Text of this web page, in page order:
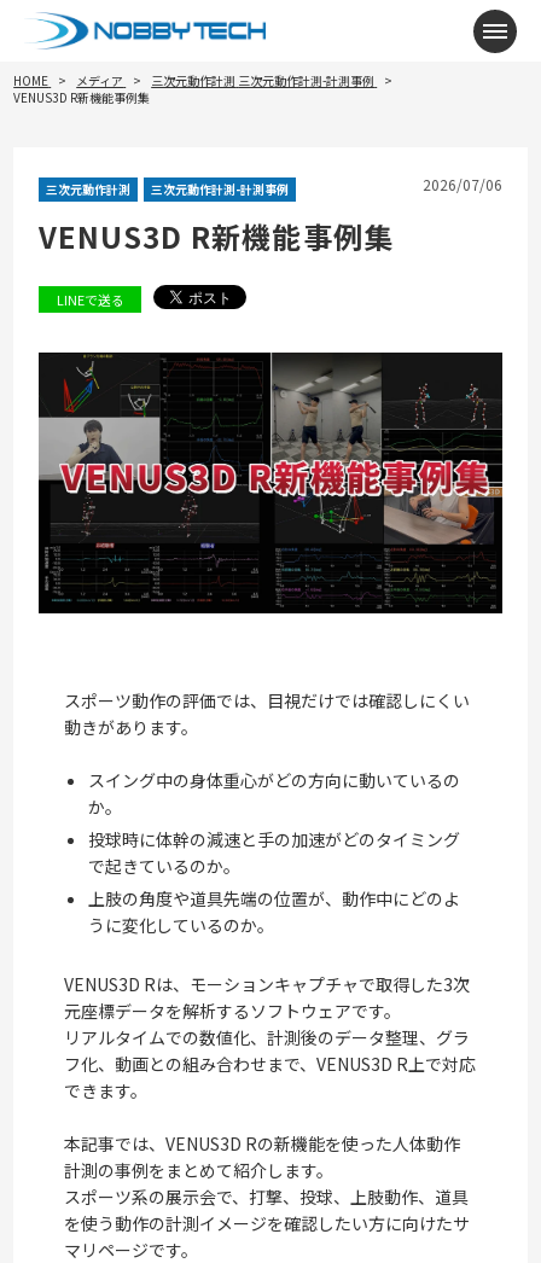
メニ
HOME メディア 三次元動作計測 三次元動作計測-計測事例
VENUS3D R新機能事例集
三次元動作計測 三次元動作計測-計測事例 2026/07/06
VENUS3D R新機能事例集
LINEで送る
スポーツ動作の評価では、目視だけでは確認しにくい
動きがあります。
スイング中の身体重心がどの方向に動いているの
か。
投球時に体幹の減速と手の加速がどのタイミング
で起きているのか。
上肢の角度や道具先端の位置が、動作中にどのよ
うに変化しているのか。
VENUS3D Rは、モーションキャプチャで取得した3次
元座標データを解析するソフトウェアです。
リアルタイムでの数値化、計測後のデータ整理、グラ
フ化、動画との組み合わせまで、VENUS3D R上で対応
できます。
本記事では、VENUS3D Rの新機能を使った人体動作
計測の事例をまとめて紹介します。
スポーツ系の展示会で、打撃、投球、上肢動作、道具
を使う動作の計測イメージを確認したい方に向けたサ
マリページです。